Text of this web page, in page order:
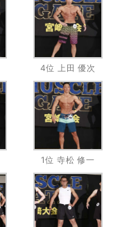
4位 上田 優次
1位 寺松 修一